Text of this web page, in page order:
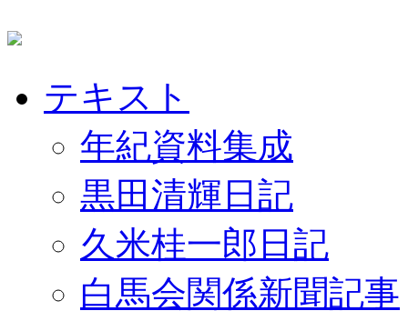
テキスト
年紀資料集成
黒田清輝日記
久米桂一郎日記
白馬会関係新聞記事